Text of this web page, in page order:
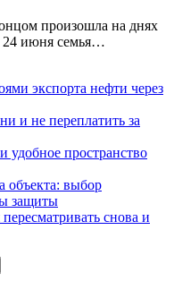
произошла на днях
24 июня семья…
экспорта нефти через
и не переплатить за
удобное пространство
объекта: выбор
защиты
снова и